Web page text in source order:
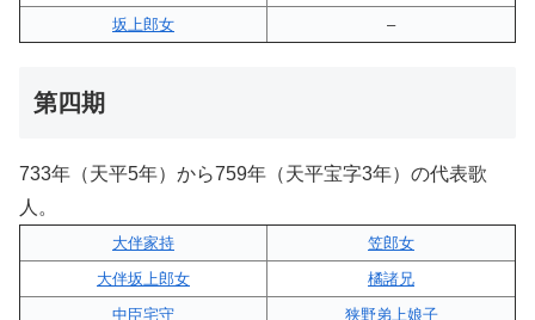
坂上郎女
–
第四期
733年（天平5年）から759年（天平宝字3年）の代表歌
人。
大伴家持
笠郎女
大伴坂上郎女
橘諸兄
中臣宅守
狭野弟上娘子